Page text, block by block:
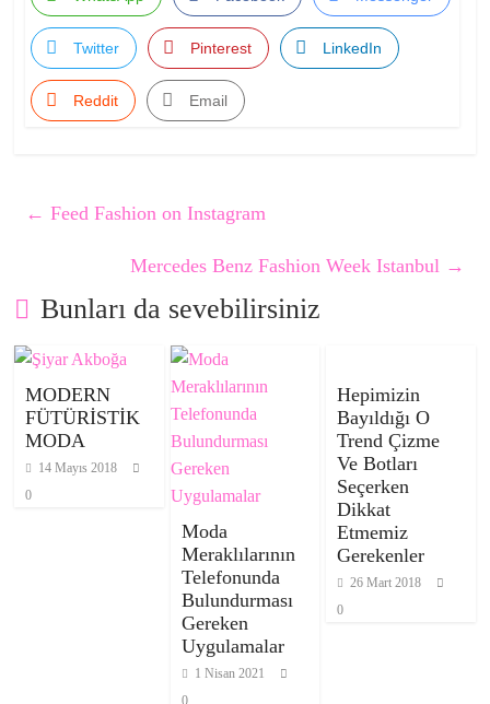
Twitter Pinterest LinkedIn
Reddit Email
← Feed Fashion on Instagram
Mercedes Benz Fashion Week Istanbul →
Bunları da sevebilirsiniz
MODERN
FÜTÜRİSTİK
MODA
14 Mayıs 2018
0
Moda
Meraklılarının
Telefonunda
Bulundurması
Gereken
Uygulamalar
1 Nisan 2021
0
Hepimizin
Bayıldığı O
Trend Çizme
Ve Botları
Seçerken
Dikkat
Etmemiz
Gerekenler
26 Mart 2018
0